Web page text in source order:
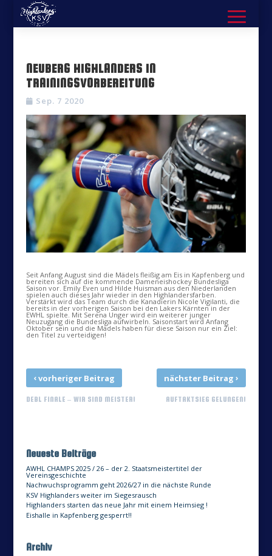
NEUBERG HIGHLANDERS IN
TRAININGSVORBEREITUNG
Sep. 7 2020
Seit Anfang August sind die Mädels fleißig am Eis in Kapfenberg und
bereiten sich auf die kommende Dameneishockey Bundesliga
Saison vor. Emily Even und Hilde Huisman aus den Niederlanden
spielen auch dieses Jahr wieder in den Highlandersfarben.
Verstärkt wird das Team durch die Kanadierin Nicole Vigilanti, die
bereits in der vorherigen Saison bei den Lakers Kärnten in der
EWHL spielte. Mit Serena Unger wird ein weiterer junger
Neuzugang die Bundesliga aufwirbeln. Saisonstart wird Anfang
Oktober sein und die Mädels haben für diese Saison nur ein Ziel:
den Titel zu verteidigen!
‹vorheriger Beitrag
DEBL FINALE – WIR SIND MEISTER!
nächster Beitrag›
AUFTAKTSIEG GELUNGEN!
Neueste Beiträge
AWHL CHAMPS 2025 / 26 – der 2. Staatsmeistertitel der
Vereinsgeschichte
Nachwuchsprogramm geht 2026/27 in die nächste Runde
KSV Highlanders weiter im Siegesrausch
Highlanders starten das neue Jahr mit einem Heimsieg !
Eishalle in Kapfenberg gesperrt!!
Archiv